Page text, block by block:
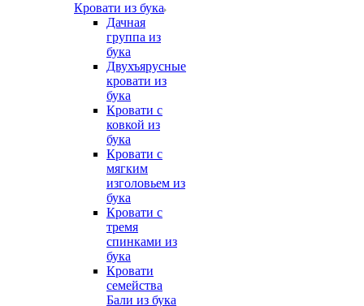
Кровати из бука
Дачная
группа из
бука
Двухъярусные
кровати из
бука
Кровати с
ковкой из
бука
Кровати с
мягким
изголовьем из
бука
Кровати с
тремя
спинками из
бука
Кровати
семейства
Бали из бука